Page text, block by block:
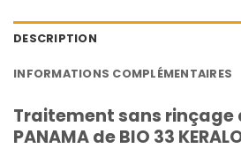
DESCRIPTION
INFORMATIONS COMPLÉMENTAIRES
Traitement sans rinçage
PANAMA de BIO 33